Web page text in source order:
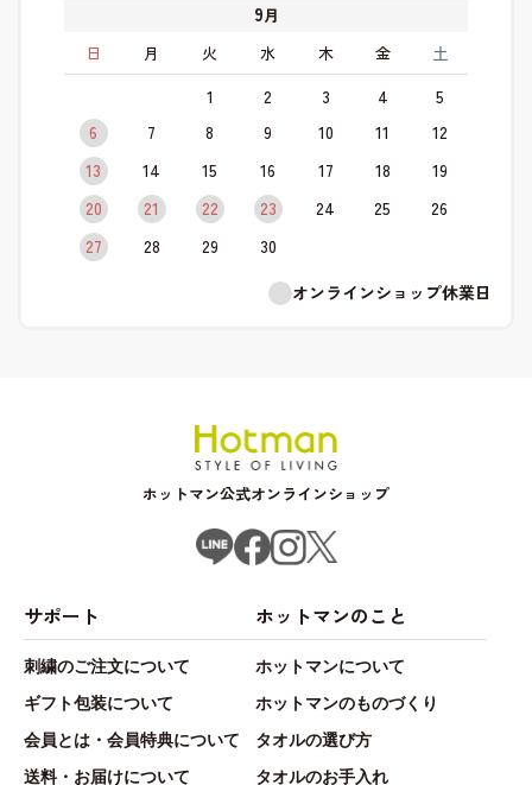
9月
日
月 火 水 木 金 土
1 2 3 4
5
6
7 8 9 10 11
12
13
14 15 16 17 18
19
20
21 22 23 24 25
26
27
28 29
30
オンラインショップ休業日
ホットマン公式オンラインショップ
サポート
刺繍のご注文について
ギフト包装について
会員とは・会員特典について
送料・お届けについて
ホットマンのこと
ホットマンについて
ホットマンのものづくり
タオルの選び方
タオルのお手入れ